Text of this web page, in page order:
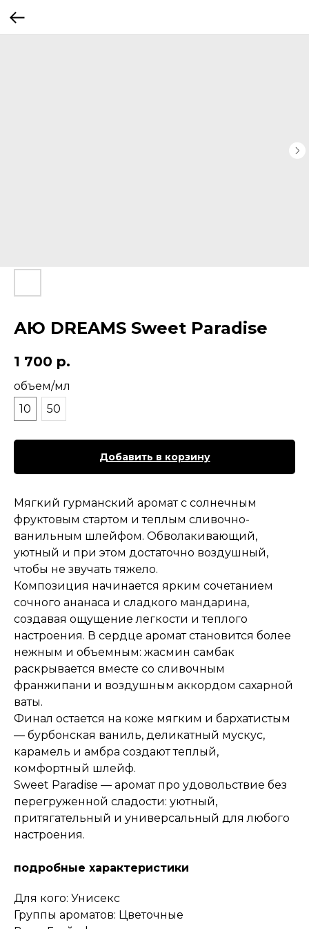
АЮ DREAMS Sweet Paradise
1 700 р.
объем/мл
10
50
Добавить в корзину
Мягкий гурманский аромат с солнечным
фруктовым стартом и теплым сливочно-
ванильным шлейфом. Обволакивающий,
уютный и при этом достаточно воздушный,
чтобы не звучать тяжело.
Композиция начинается ярким сочетанием
сочного ананаса и сладкого мандарина,
создавая ощущение легкости и теплого
настроения. В сердце аромат становится более
нежным и объемным: жасмин самбак
раскрывается вместе со сливочным
франжипани и воздушным аккордом сахарной
ваты.
Финал остается на коже мягким и бархатистым
— бурбонская ваниль, деликатный мускус,
карамель и амбра создают теплый,
комфортный шлейф.
Sweet Paradise — аромат про удовольствие без
перегруженной сладости: уютный,
притягательный и универсальный для любого
настроения.
подробные характеристики
Для кого: Унисекс
Группы ароматов: Цветочные